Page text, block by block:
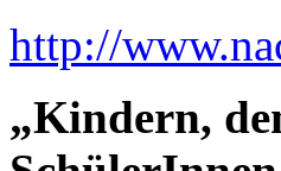
http://
„Kindern,